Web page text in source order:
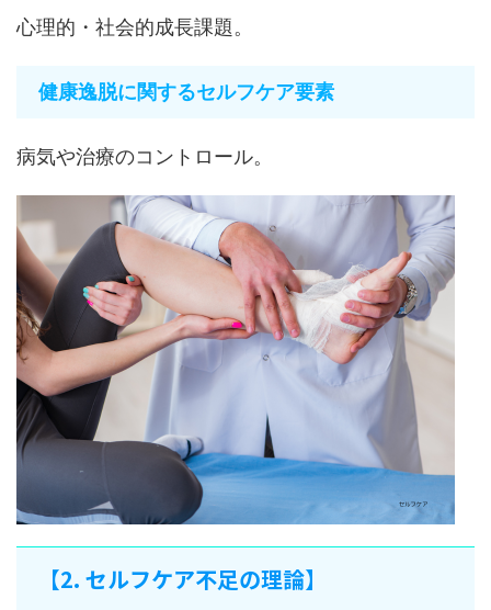
心理的・社会的成長課題。
健康逸脱に関するセルフケア要素
病気や治療のコントロール。
【2. セルフケア不足の理論】